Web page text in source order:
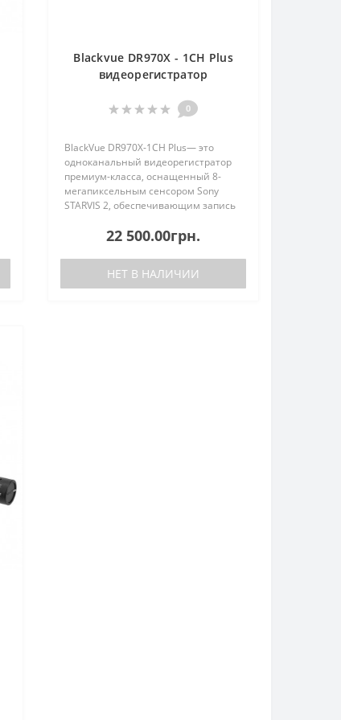
Blackvue DR970X - 1CH Plus
видеорегистратор
0
BlackVue DR970X-1CH Plus— это
одноканальный видеорегистратор
премиум-класса, оснащенный 8-
мегапиксельным сенсором Sony
STARVIS 2, обеспечивающим запись
качестве. Это в четыре раза больше
пикселей, чем в Full HD, что п..
22 500.00грн.
НЕТ В НАЛИЧИИ